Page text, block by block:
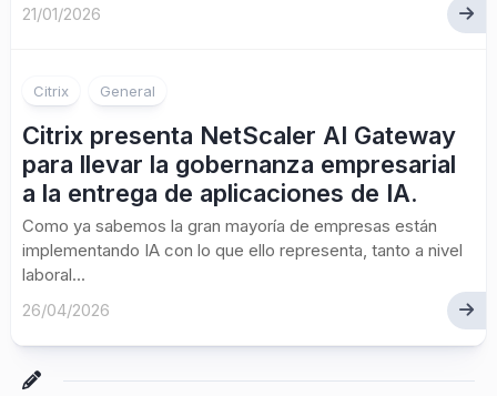
21/01/2026
Citrix General
Citrix presenta NetScaler AI Gateway
para llevar la gobernanza empresarial
a la entrega de aplicaciones de IA.
Como ya sabemos la gran mayoría de empresas están
implementando IA con lo que ello representa, tanto a nivel
laboral...
26/04/2026